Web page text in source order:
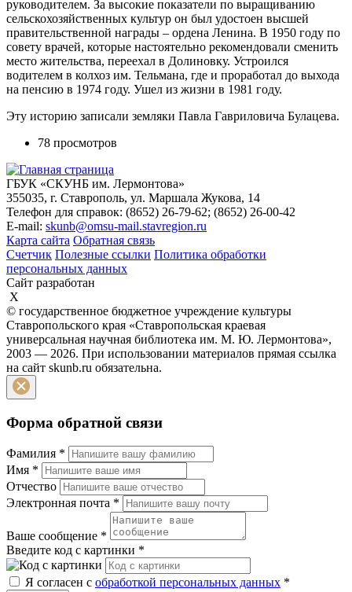
руководителем. За высокие показатели по выращиванию
сельскохозяйственных культур он был удостоен высшей
правительственной награды – ордена Ленина. В 1950 году по
совету врачей, которые настоятельно рекомендовали сменить
место жительства, переехал в Долиновку. Устроился
водителем в колхоз им. Тельмана, где и проработал до выхода
на пенсию в 1974 году. Ушел из жизни в 1981 году.
Эту историю записали земляки Павла Гавриловича Булацева.
78 просмотров
ГБУК «СКУНБ им. Лермонтова»
355035, г. Ставрополь, ул. Маршала Жукова, 14
Телефон для справок: (8652) 26-79-62; (8652) 26-00-42
E-mail: skunb@omsu-mail.stavregion.ru
Карта сайта Обратная связь
Счетчик Полезные ссылки Политика обработки
персональных данных
Сайт разработан
X
© государственное бюджетное учреждение культуры
Ставропольского края «Ставропольская краевая
универсальная научная библиотека им. М. Ю. Лермонтова»,
2003 — 2026. При использовании материалов прямая ссылка
на сайт skunb.ru обязательна.
Форма обратной связи
Фамилия *
Имя *
Отчество
Электронная почта *
Ваше сообщение *
Введите код с картинки *
Я согласен с обработкой персональных данных *